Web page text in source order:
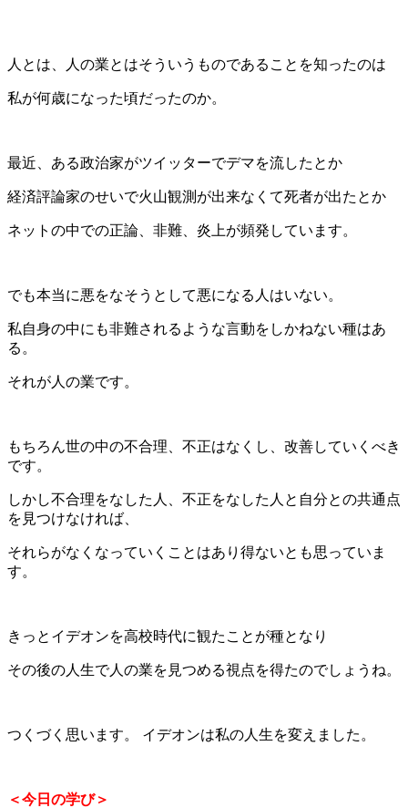
人とは、人の業とはそういうものであることを知ったのは
私が何歳になった頃だったのか。
最近、ある政治家がツイッターでデマを流したとか
経済評論家のせいで火山観測が出来なくて死者が出たとか
ネットの中での正論、非難、炎上が頻発しています。
でも本当に悪をなそうとして悪になる人はいない。
私自身の中にも非難されるような言動をしかねない種はあ
る。
それが人の業です。
もちろん世の中の不合理、不正はなくし、改善していくべき
です。
しかし不合理をなした人、不正をなした人と自分との共通点
を見つけなければ、
それらがなくなっていくことはあり得ないとも思っていま
す。
きっとイデオンを高校時代に観たことが種となり
その後の人生で人の業を見つめる視点を得たのでしょうね。
つくづく思います。 イデオンは私の人生を変えました。
＜今日の学び＞